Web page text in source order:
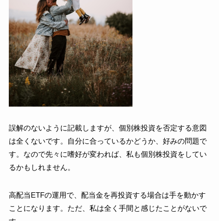
誤解のないように記載しますが、個別株投資を否定する意図
は全くないです。自分に合っているかどうか、好みの問題で
す。なので先々に嗜好が変われば、私も個別株投資をしてい
るかもしれません。
高配当ETFの運用で、配当金を再投資する場合は手を動かす
ことになります。ただ、私は全く手間と感じたことがないで